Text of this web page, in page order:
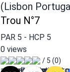
(Lisbon
Trou N°7
PAR 5 - HCP 5
0 views
/ 5 (0)